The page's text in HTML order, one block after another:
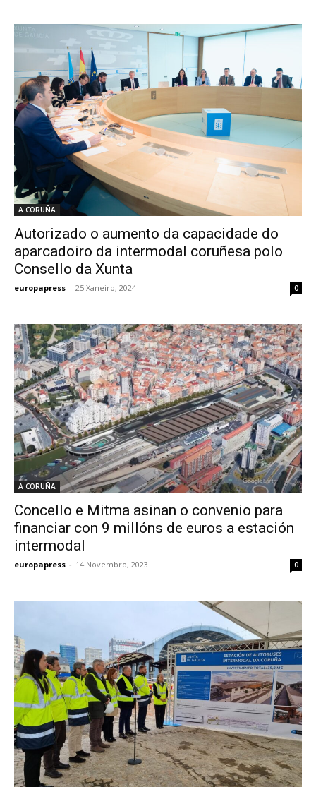
A CORUÑA
Autorizado o aumento da capacidade do
aparcadoiro da intermodal coruñesa polo
Consello da Xunta
europapress - 25 Xaneiro, 2024 0
A CORUÑA
Concello e Mitma asinan o convenio para
financiar con 9 millóns de euros a estación
intermodal
europapress - 14 Novembro, 2023 0